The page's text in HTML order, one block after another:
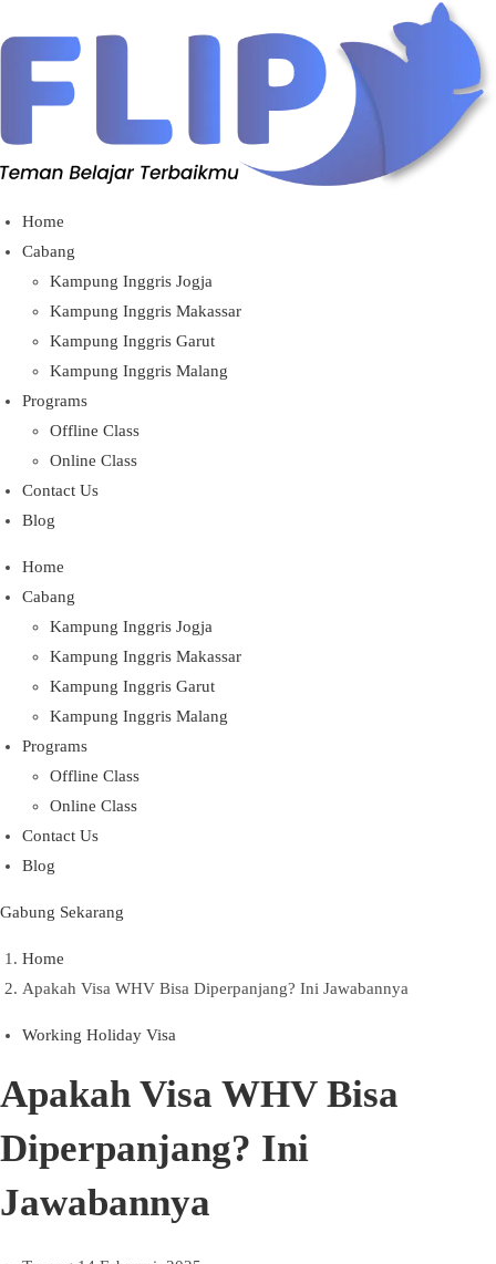
ke
Home
Cabang
Kampung Inggris Jogja
Kampung Inggris Makassar
Kampung Inggris Garut
Kampung Inggris Malang
Programs
Offline Class
Online Class
Contact Us
Blog
Home
Cabang
Kampung Inggris Jogja
Kampung Inggris Makassar
Kampung Inggris Garut
Kampung Inggris Malang
Programs
Offline Class
Online Class
Contact Us
Blog
Gabung Sekarang
Home
Apakah Visa WHV Bisa Diperpanjang? Ini Jawabannya
Working Holiday Visa
Apakah Visa WHV Bisa
Diperpanjang? Ini
Jawabannya